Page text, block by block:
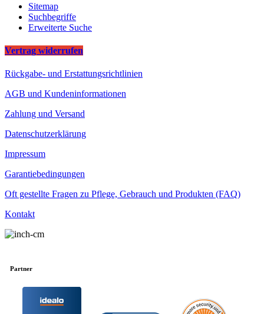
Sitemap
Suchbegriffe
Erweiterte Suche
Vertrag widerrufen
Rückgabe- und Erstattungsrichtlinien
AGB und Kundeninformationen
Zahlung und Versand
Datenschutzerklärung
Impressum
Garantiebedingungen
Oft gestellte Fragen zu Pflege, Gebrauch und Produkten (FAQ)
Kontakt
Partner